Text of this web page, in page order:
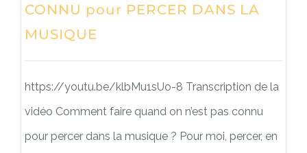
CONNU pour PERCER DANS LA
MUSIQUE
https://youtu.be/klbMu1sUo-8 Transcription de la
vidéo Comment faire quand on n’est pas connu
pour percer dans la musique ? Pour moi, percer, en